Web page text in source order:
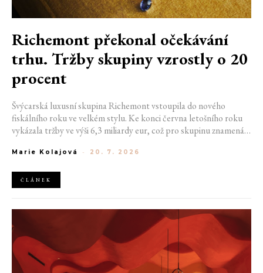
Richemont překonal očekávání
trhu. Tržby skupiny vzrostly o 20
procent
Švýcarská luxusní skupina Richemont vstoupila do nového
fiskálního roku ve velkém stylu. Ke konci června letošního roku
vykázala tržby ve výši 6,3 miliardy eur, což pro skupinu znamená
luxusním zůstává i přes přetrvávající ekonomickou nejistotu
Marie Kolajová - 20. 7. 2026
ČLÁNEK